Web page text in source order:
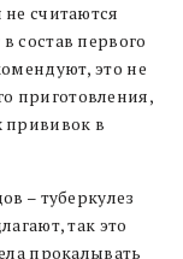
считаются
состав первого
это не
приготовления,
прививок в
– туберкулез
так это
прокалывать